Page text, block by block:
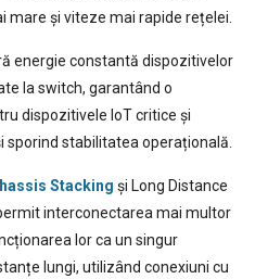
mare și viteze mai rapide rețelei.
energie constantă dispozitivelor
la switch, garantând o
dispozitivele IoT critice și
sporind stabilitatea operațională.
Stacking și Long Distance
interconectarea mai multor
lor ca un singur
lungi, utilizând conexiuni cu